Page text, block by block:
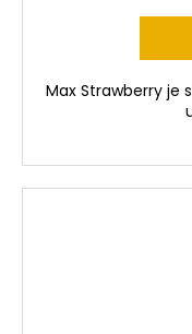
Max Strawberry je